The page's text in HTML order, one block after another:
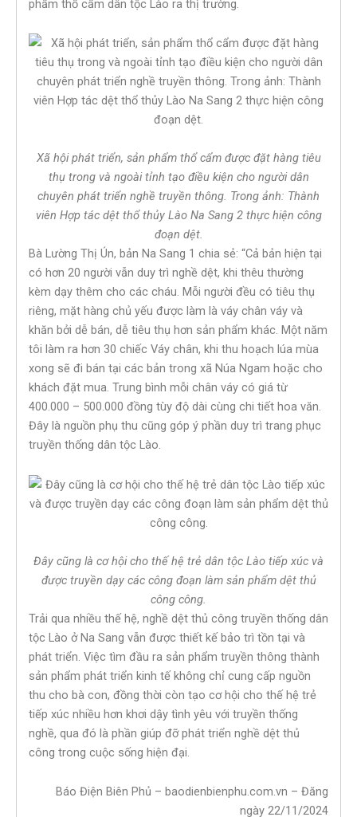
phẩm thổ cẩm dân tộc Lào ra thị trường.
Xã hội phát triển, sản phẩm thổ cẩm được đặt hàng tiêu
thụ trong và ngoài tỉnh tạo điều kiện cho người dân
chuyên phát triển nghề truyền thông. Trong ảnh: Thành
viên Hợp tác dệt thổ thủy Lào Na Sang 2 thực hiện công
đoạn dệt.
Bà Lường Thị Ún, bản Na Sang 1 chia sẻ: “Cả bản hiện tại
có hơn 20 người vẫn duy trì nghề dệt, khi thêu thường
kèm dạy thêm cho các cháu. Mỗi người đều có tiêu thụ
riêng, mặt hàng chủ yếu được làm là váy chân váy và
khăn bởi dễ bán, dễ tiêu thụ hơn sản phẩm khác. Một năm
tôi làm ra hơn 30 chiếc Váy chân, khi thu hoạch lúa mùa
xong sẽ đi bán tại các bản trong xã Núa Ngam hoặc cho
khách đặt mua. Trung bình mỗi chân váy có giá từ
400.000 – 500.000 đồng tùy độ dài cùng chi tiết hoa văn.
Đây là nguồn phụ thu cũng góp ý phần duy trì trang phục
truyền thống dân tộc Lào.
Đây cũng là cơ hội cho thế hệ trẻ dân tộc Lào tiếp xúc và
được truyền dạy các công đoạn làm sản phẩm dệt thủ
công công.
Trải qua nhiều thế hệ, nghề dệt thủ công truyền thống dân
tộc Lào ở Na Sang vẫn được thiết kế bảo trì tồn tại và
phát triển. Việc tìm đầu ra sản phẩm truyền thông thành
sản phẩm phát triển kinh tế không chỉ cung cấp nguồn
thu cho bà con, đồng thời còn tạo cơ hội cho thế hệ trẻ
tiếp xúc nhiều hơn khơi dậy tình yêu với truyền thống
nghề, qua đó là phần giúp đỡ phát triển nghề dệt thủ
công trong cuộc sống hiện đại.
Báo Điện Biên Phủ – baodienbienphu.com.vn – Đăng
ngày 22/11/2024